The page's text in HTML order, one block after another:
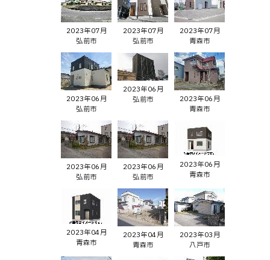
2023年07月
弘前市
2023年07月
弘前市
2023年07月
青森市
2023年06月
弘前市
2023年06月
弘前市
2023年06月
青森市
2023年06月
弘前市
2023年06月
弘前市
2023年06月
青森市
2023年04月
青森市
2023年04月
青森市
2023年03月
八戸市